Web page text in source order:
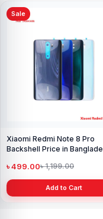
Sale
Redmi Note 8 Pro
Price in Bangladesh
499.00৳ 1,199.00
Add to Cart